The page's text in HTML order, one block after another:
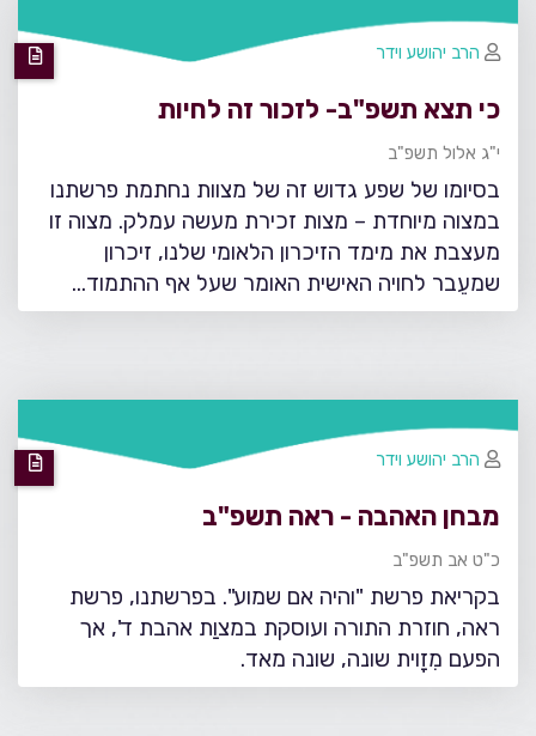
כי תצא תשפ"ב- לזכור זה לחיות
י"ג אלול תשפ"ב
בסיומו של שפע גדוש זה של מצוות נחתמת פרשתנו
במצוה מיוחדת – מצות זכירת מעשה עמלק. מצוה זו
מעצבת את מימד הזיכרון הלאומי שלנו, זיכרון
שמעֵבר לחויה האישית האומר שעל אף ההתמוד…
הרב יהושע וידר
מבחן האהבה - ראה תשפ"ב
כ"ט אב תשפ"ב
בקריאת פרשת "והיה אם שמוע". בפרשתנו, פרשת
ראה, חוזרת התורה ועוסקת במצוַת אהבת ד', אך
הפעם מִזָוית שונה, שונה מאד.
הרב יהושע וידר